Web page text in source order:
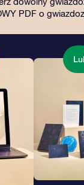
prezentu
bliskim.
PDF o